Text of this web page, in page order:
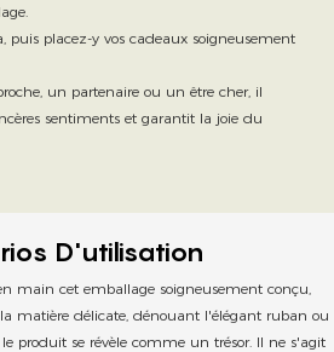
puis placez-y vos cadeaux soigneusement
un partenaire ou un être cher, il
sentiments et garantit la joie du
D'utilisation
main cet emballage soigneusement conçu,
matière délicate, dénouant l'élégant ruban ou
produit se révèle comme un trésor. Il ne s'agit